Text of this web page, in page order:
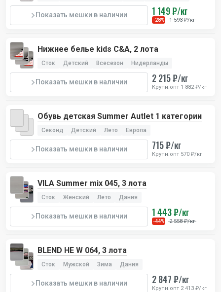
Показать мешки в наличии 1 149 ₽/кг
-28% 1 593 ₽/кг
Нижнее белье kids C&A, 2 лота
Сток Детский Всесезон Нидерланды
Показать мешки в наличии 2 215 ₽/кг
Крупн.опт 1 882 ₽/кг
Обувь детская Summer Autlet 1 категории
Секонд Детский Лето Европа
Показать мешки в наличии 715 ₽/кг
Крупн.опт 570 ₽/кг
VILA Summer mix 045, 3 лота
Сток Женский Лето Дания
Показать мешки в наличии 1 443 ₽/кг
-44% 2 558 ₽/кг
BLEND HE W 064, 3 лота
Сток Мужской Зима Дания
Показать мешки в наличии 2 847 ₽/кг
Крупн.опт 2 413 ₽/кг